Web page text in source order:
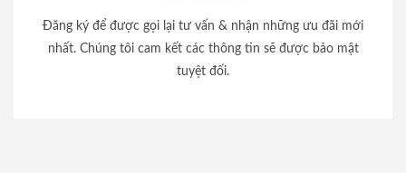
Đăng ký để được gọi lại tư vấn & nhận những ưu đãi mới
nhất. Chúng tôi cam kết các thông tin sẽ được bảo mật
tuyệt đối.